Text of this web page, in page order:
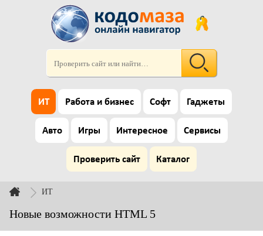
ИТ Работа и бизнес Софт Гаджеты
Авто Игры Интересное Сервисы
Проверить сайт Каталог
ИТ
Новые возможности HTML 5